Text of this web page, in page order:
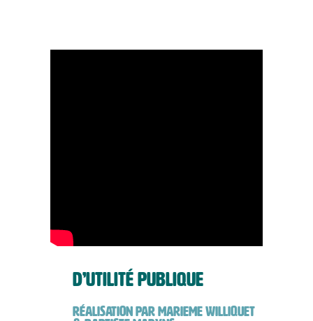
D’UTILITÉ PUBLIQUE
RÉALISATION PAR MARIEME WILLIQUET